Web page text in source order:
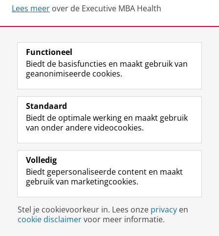
Lees meer over de Executive MBA Health
Deel dit Facebook LinkedIn
Uw Business Partner: Executive onderwijs (UBGS)
Uw Business Partner: Samen onderzoeken
Uw Business Partner: Werken met studenten
Faculteit Economie en Bedrijfskunde
Disclaimer & Copyright
Inloggen
Functioneel
Biedt de basisfuncties en maakt gebruik van
geanonimiseerde cookies.
Standaard
Biedt de optimale werking en maakt gebruik
van onder andere videocookies.
Volledig
Biedt gepersonaliseerde content en maakt
gebruik van marketingcookies.
Stel je cookievoorkeur in. Lees onze privacy en
cookie disclaimervoor meer informatie.